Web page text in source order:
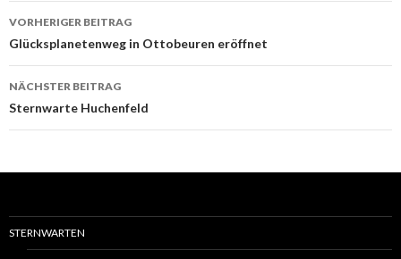
Beitrags-
Navigation
VORHERIGER BEITRAG
Glücksplanetenweg in Ottobeuren eröffnet
NÄCHSTER BEITRAG
Sternwarte Huchenfeld
STERNWARTEN